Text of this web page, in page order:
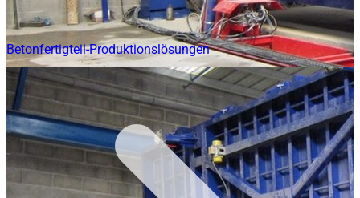
Betonfertigteil-Produktionslösungen